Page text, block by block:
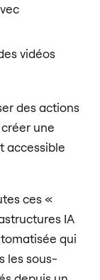
vidéos
des actions
une
accessible
ces «
IA
qui
les sous-